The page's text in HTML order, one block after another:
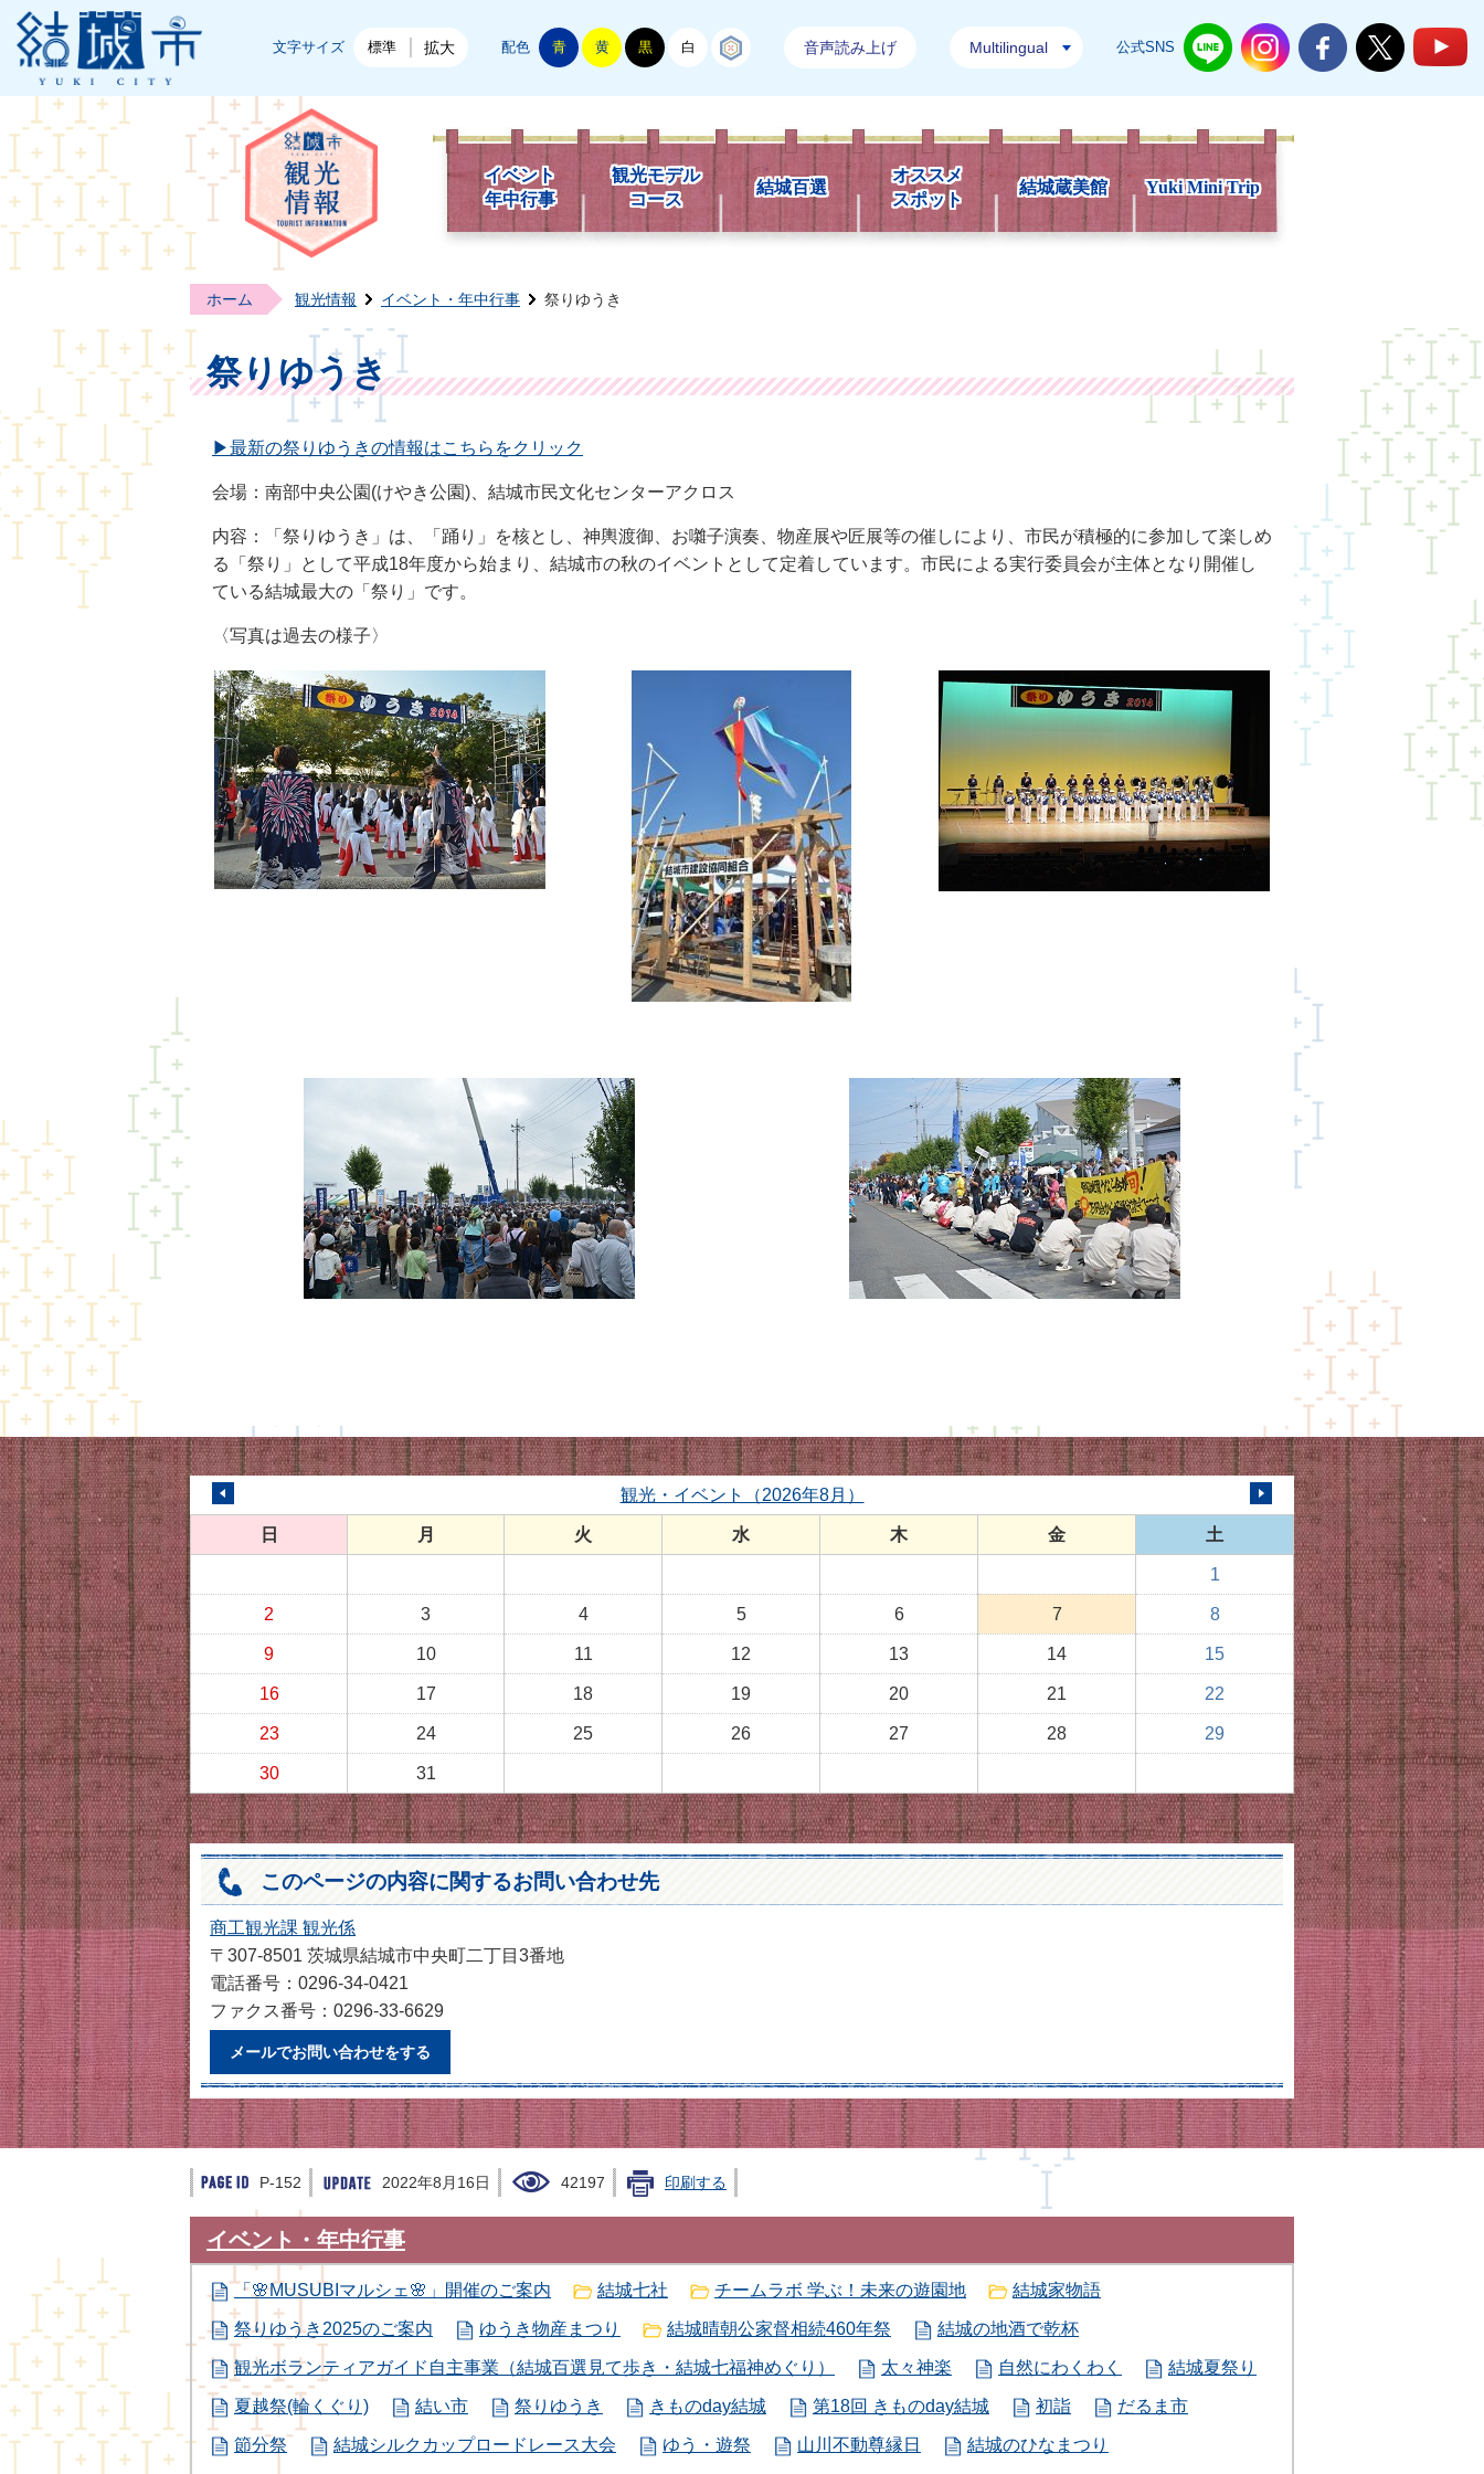
結城市公式ホームページ
文字サイズ 標準 拡大 配色 青 黄 黒 白 音声読み上げ Multilingual 公式SNS 結城市公式LINE結城市公式Instagram
結城市公式Facebook
結城市公式
イベント
年中行事
観光モデル
コース
結城百選
オススメ
スポット
結城蔵美館 Yuki Mini Trip
ホーム 観光情報 イベント・年中行事 祭りゆうき
祭りゆうき
▶最新の祭りゆうきの情報はこちらをクリック
会場：南部中央公園(けやき公園)、結城市民文化センターアクロス
内容：「祭りゆうき」は、「踊り」を核とし、神輿渡御、お囃子演奏、物産展や匠展等の催しにより、市民が積極的に参加して楽しめ
る「祭り」として平成18年度から始まり、結城市の秋のイベントとして定着しています。市民による実行委員会が主体となり開催し
ている結城最大の「祭り」です。
〈写真は過去の様子〉
次の月へ
観光・イベント（2026年8月）
日 月 火 水 木 金 土
1
2 3 4 5 6 7 8
9 10 11 12 13 14 15
16 17 18 19 20 21 22
23 24 25 26 27 28 29
30 31
このページの内容に関するお問い合わせ先
商工観光課 観光係
〒307-8501 茨城県結城市中央町二丁目3番地
電話番号：0296-34-0421
ファクス番号：0296-33-6629
メールでお問い合わせをする
P-152 2022年8月16日 42197 印刷する
イベント・年中行事
「🌸MUSUBIマルシェ🌸」開催のご案内 結城七社 チームラボ 学ぶ！未来の遊園地 結城家物語
祭りゆうき2025のご案内 ゆうき物産まつり 結城晴朝公家督相続460年祭 結城の地酒で乾杯
観光ボランティアガイド自主事業（結城百選見て歩き・結城七福神めぐり） 太々神楽 自然にわくわく 結城夏祭り
夏越祭(輪くぐり) 結い市 祭りゆうき きものday結城 第18回 きものday結城 初詣 だるま市
節分祭 結城シルクカップロードレース大会 ゆう・遊祭 山川不動尊縁日 結城のひなまつり